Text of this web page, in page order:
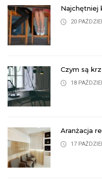
Najchętniej
20
Czym są
18
Aranżacja
17